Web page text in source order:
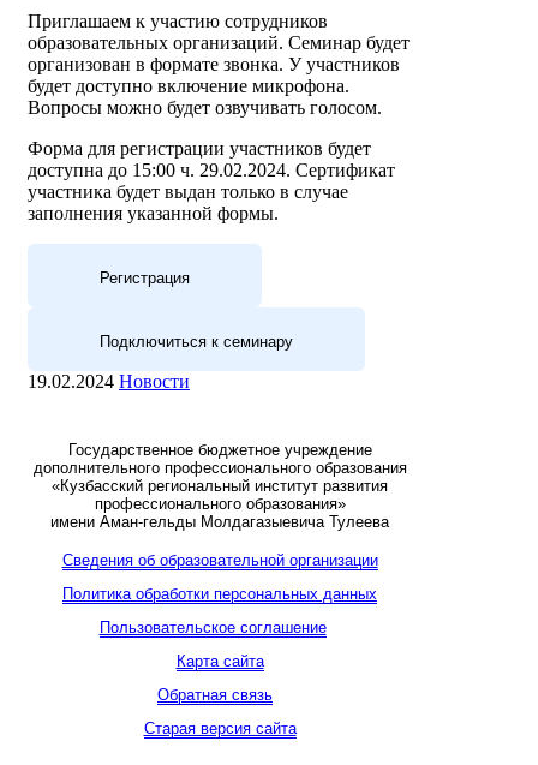
Приглашаем к участию сотрудников
образовательных организаций. Семинар будет
организован в формате звонка. У участников
будет доступно включение микрофона.
Вопросы можно будет озвучивать голосом.
Форма для регистрации участников будет
доступна до 15:00 ч. 29.02.2024. Сертификат
участника будет выдан только в случае
заполнения указанной формы.
Регистрация
Подключиться к семинару
19.02.2024 Новости
Государственное бюджетное учреждение
дополнительного профессионального образования
«Кузбасский региональный институт развития
профессионального образования»
имени Аман-гельды Молдагазыевича Тулеева
Сведения об образовательной организации
Политика обработки персональных данных
Пользовательское соглашение
Карта сайта
Обратная связь
Старая версия сайта